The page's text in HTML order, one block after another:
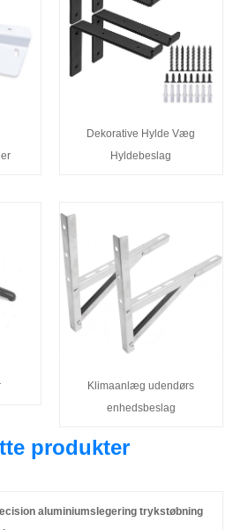
Dekorative Hylde Væg
Hyldebeslag
Klimaanlæg udendørs
enhedsbeslag
produkter
aluminiumslegering trykstøbning